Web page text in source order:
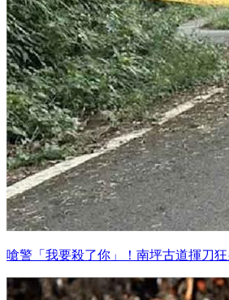
嗆警「我要殺了你」！南坪古道揮刀